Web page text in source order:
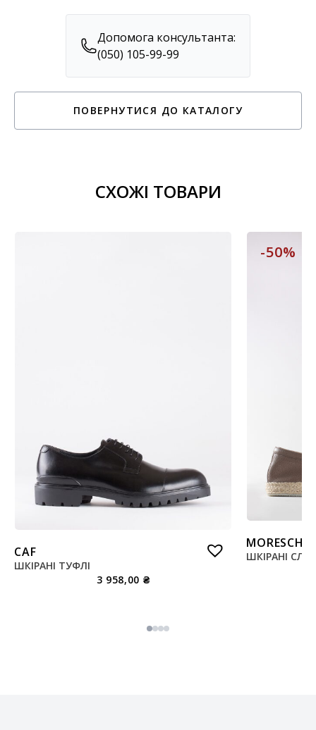
Допомога консультанта:
(050) 105-99-99
ПОВЕРНУТИСЯ ДО КАТАЛОГУ
СХОЖІ ТОВАРИ
CAF
ШКІРАНІ ТУФЛІ
3 958,00 ₴
-50%
MORESCHI
ШКІРАНІ